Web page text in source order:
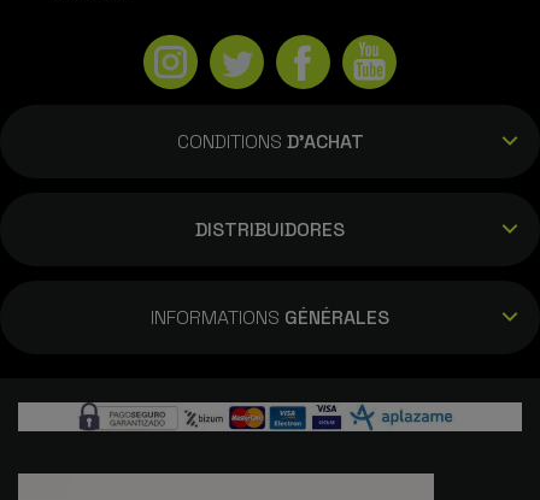
CONDITIONS D'ACHAT
DISTRIBUIDORES
INFORMATIONS GÉNÉRALES